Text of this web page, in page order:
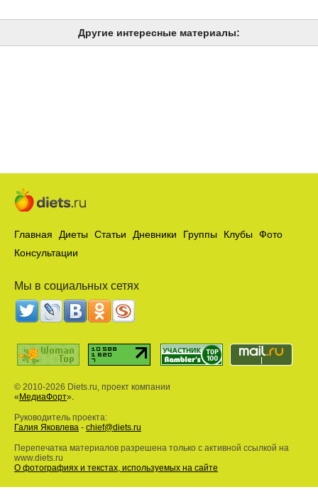
Другие интересные материалы:
Главная Диеты Статьи Дневники Группы Клубы
Фото
Консультации
Мы в социальных сетях
© 2010-2026 Diets.ru, проект компании
« МедиаФорт».
Руководитель проекта:
Галия Яковлева - chief@diets.ru
Перепечатка материалов разрешена только с активной ссылкой на
www.diets.ru
О фотографиях и текстах, используемых на сайте